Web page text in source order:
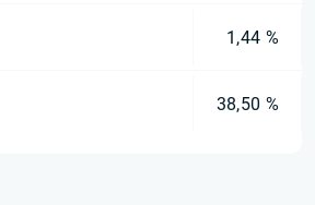
1,44 %
38,50 %